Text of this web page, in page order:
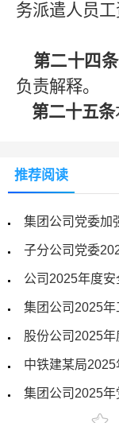
务派遣人员工
第二十四条
负责解释。
第二十五条
推荐阅读
集团公司党委加
子分公司党委
公司2025年度安
集团公司2025年
股份公司2025年
中铁建某局2025
集团公司2025年